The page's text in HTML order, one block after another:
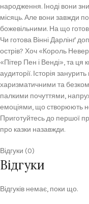
народження. Іноді вони
місяць. Але вони завжди
божевільними. На що
Чи готова Вінні Дарлінґ
острів? Хоч «Король
«Пітер Пен і Венді», та
аудиторії. Історія
харизматичними та
палкими почуттями,
емоціями, що створюють
Приготуйтесь до першої
про казки назавжди.
Відгуки (0)
Відгуки
Відгуків немає, поки що.